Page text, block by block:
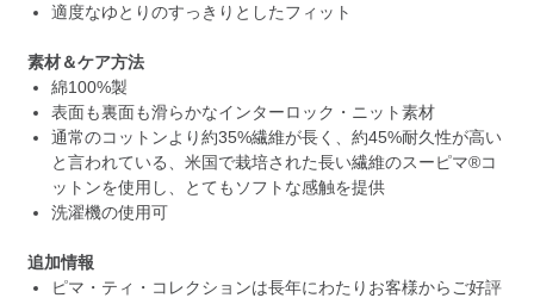
適度なゆとりのすっきりとしたフィット
素材＆ケア方法
綿100%製
表面も裏面も滑らかなインターロック・ニット素材
通常のコットンより約35%繊維が長く、約45%耐久性が高い
と言われている、米国で栽培された長い繊維のスーピマ®コ
ットンを使用し、とてもソフトな感触を提供
洗濯機の使用可
追加情報
ピマ・ティ・コレクションは長年にわたりお客様からご好評